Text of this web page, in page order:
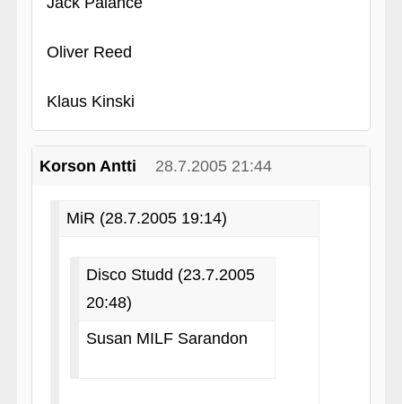
Oliver Reed
Klaus Kinski
Korson Antti 28.7.2005 21:44
MiR (28.7.2005 19:14)
Disco Studd (23.7.2005
20:48)
Susan MILF Sarandon